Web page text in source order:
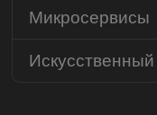
Микросервисы
Искусственный